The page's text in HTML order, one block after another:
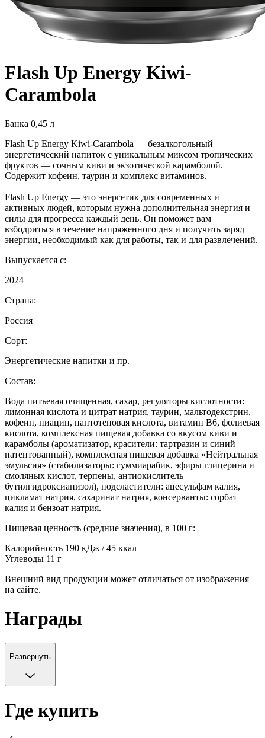
Flash Up Energy Kiwi-
Carambola
Банка 0,45 л
Flash Up Energy Kiwi-Carambola — безалкогольный
энергетический напиток с уникальным миксом тропических
фруктов — сочным киви и экзотической карамболой.
Содержит кофеин, таурин и комплекс витаминов.
Flash Up Energy — это энергетик для современных и
активных людей, которым нужна дополнительная энергия и
силы для прогресса каждый день. Он поможет вам
взбодриться в течение напряженного дня и получить заряд
энергии, необходимый как для работы, так и для развлечений.
Выпускается с:
2024
Страна:
Россия
Сорт:
Энергетические напитки и пр.
Состав:
Вода питьевая очищенная, сахар, регуляторы кислотности:
лимонная кислота и цитрат натрия, таурин, мальтодекстрин,
кофеин, ниацин, пантотеновая кислота, витамин B6, фолиевая
кислота, комплексная пищевая добавка со вкусом киви и
карамболы (ароматизатор, красители: тартразин и синий
патентованный), комплексная пищевая добавка «Нейтральная
эмульсия» (стабилизаторы: гуммиарабик, эфиры глицерина и
смоляных кислот, терпены, антиокислитель
бутилгидроксианизол), подсластители: ацесульфам калия,
цикламат натрия, сахаринат натрия, консерванты: сорбат
калия и бензоат натрия.
Пищевая ценность (средние значения), в 100 г:
Калорийность 190 кДж / 45 ккал
Углеводы 11 г
Внешний вид продукции может отличаться от изображения
на сайте.
Награды
Развернуть
Где купить